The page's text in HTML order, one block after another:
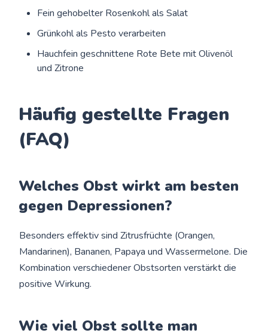
Fein gehobelter Rosenkohl als Salat
Grünkohl als Pesto verarbeiten
Hauchfein geschnittene Rote Bete mit Olivenöl
und Zitrone
Häufig gestellte Fragen
(FAQ)
Welches Obst wirkt am besten
gegen Depressionen?
Besonders effektiv sind Zitrusfrüchte (Orangen,
Mandarinen), Bananen, Papaya und Wassermelone. Die
Kombination verschiedener Obstsorten verstärkt die
positive Wirkung.
Wie viel Obst sollte man